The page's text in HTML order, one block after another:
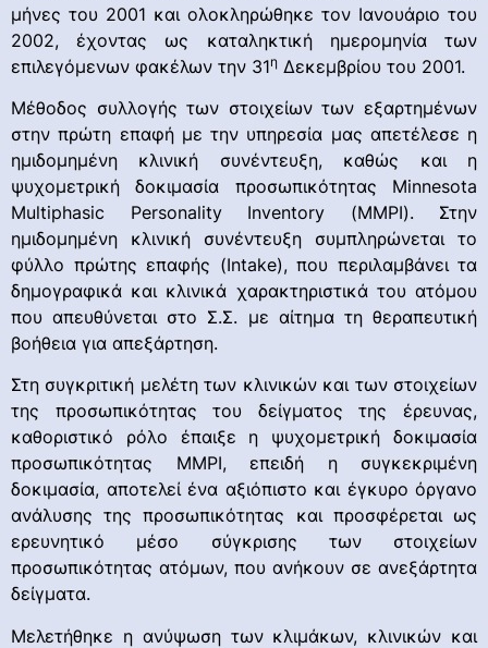
μήνες του 2001 και ολοκληρώθηκε τον Ιανουάριο του
2002, έχοντας ως καταληκτική ημερομηνία των
επιλεγόμενων φακέλων την 31η Δεκεμβρίου του 2001.
Μέθοδος συλλογής των στοιχείων των εξαρτημένων
στην πρώτη επαφή με την υπηρεσία μας απετέλεσε η
ημιδομημένη κλινική συνέντευξη, καθώς και η
ψυχομετρική δοκιμασία προσωπικότητας Minnesota
Multiphasic Personality Inventory (ΜΜΡΙ). Στην
ημιδομημένη κλινική συνέντευξη συμπληρώνεται το
φύλλο πρώτης επαφής (Intake), που περιλαμβάνει τα
δημογραφικά και κλινικά χαρακτηριστικά του ατόμου
που απευθύνεται στο Σ.Σ. με αίτημα τη θεραπευτική
βοήθεια για απεξάρτηση.
Στη συγκριτική μελέτη των κλινικών και των στοιχείων
της προσωπικότητας του δείγματος της έρευνας,
καθοριστικό ρόλο έπαιξε η ψυχομετρική δοκιμασία
προσωπικότητας ΜΜΡΙ, επειδή η συγκεκριμένη
δοκιμασία, αποτελεί ένα αξιόπιστο και έγκυρο όργανο
ανάλυσης της προσωπικότητας και προσφέρεται ως
ερευνητικό μέσο σύγκρισης των στοιχείων
προσωπικότητας ατόμων, που ανήκουν σε ανεξάρτητα
δείγματα.
Μελετήθηκε η ανύψωση των κλιμάκων, κλινικών και